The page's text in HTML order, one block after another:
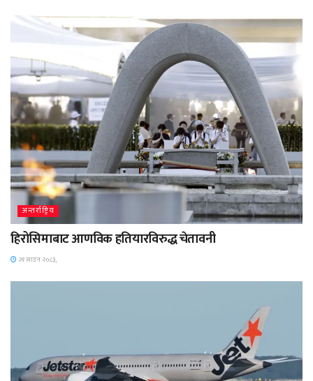
अन्तर्राष्ट्रिय
हिरोसिमाबाट आणविक हतियारविरुद्ध चेतावनी
२१ साउन २०८३,